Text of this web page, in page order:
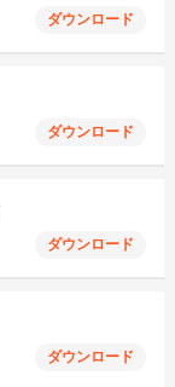
ダウンロード
ダウンロード
ダウンロード
ダウンロード